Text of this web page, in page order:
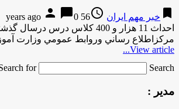
bookmark خبر مهم ایران access_time
56 years ago
person chat_bubble0
احداث 11 هزار و 400 كلاس درس
مركزاطلاع رساني وروابط عمومي وزارت
View article...
for
Search …
مدیر :